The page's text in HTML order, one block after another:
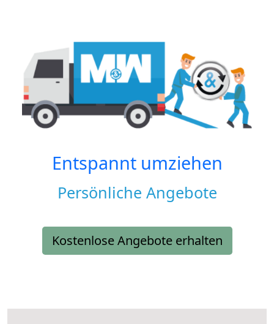
Entspannt umziehen
Persönliche Angebote
Kostenlose Angebote erhalten